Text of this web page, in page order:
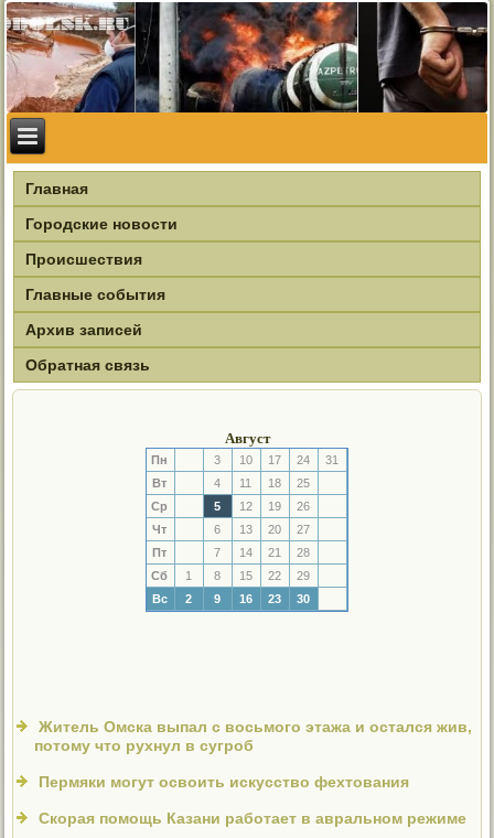
Главная
Городские новости
Происшествия
Главные события
Архив записей
Обратная связь
Август
Пн 3 10 17 24
31
Вт
4 11 18
25
Ср
5 12 19
26
Чт
6 13 20
27
Пт
7 14 21
28
Сб
1 8 15 22
29
Вс
2 9 16 23 30
Житель Омска выпал с восьмого этажа и остался жив,
потому что рухнул в сугроб
Пермяки могут освоить искусство фехтования
Скорая помощь Казани работает в авральном режиме